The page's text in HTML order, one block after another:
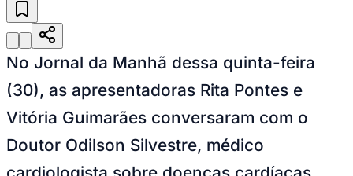
No Jornal da Manhã dessa quinta-feira
(30), as apresentadoras Rita Pontes e
Vitória Guimarães conversaram com o
Doutor Odilson Silvestre, médico